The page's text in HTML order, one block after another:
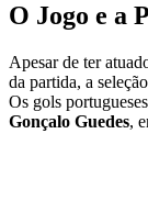
O Jogo e a
Apesar de ter
da partida, a
Os gols
Gonçalo Guedes,